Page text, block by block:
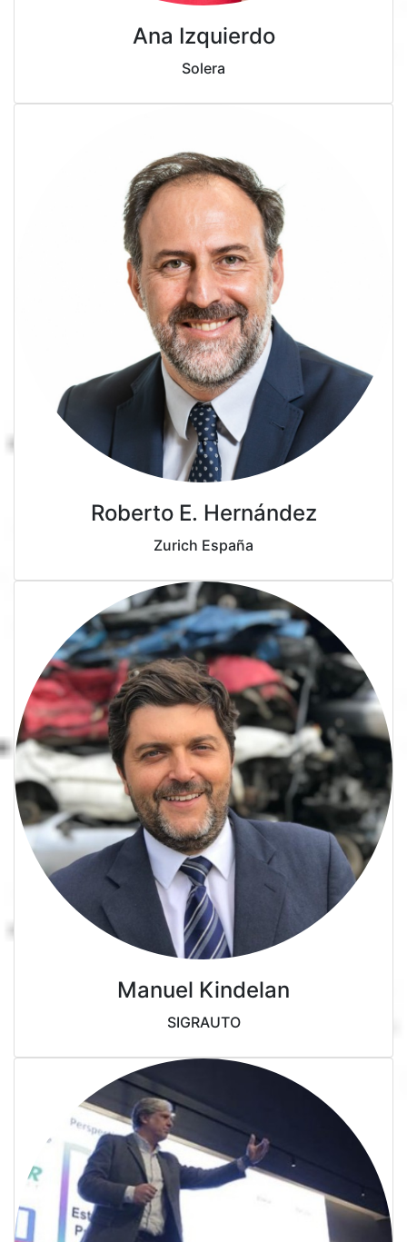
Ana Izquierdo
Solera
Roberto E. Hernández
Zurich España
Manuel Kindelan
SIGRAUTO